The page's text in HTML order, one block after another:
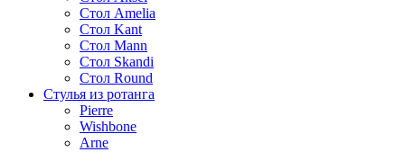
Стол Amelia
Стол Kant
Стол Mann
Стол Skandi
Стол Round
Стулья из ротанга
Pierre
Wishbone
Arne